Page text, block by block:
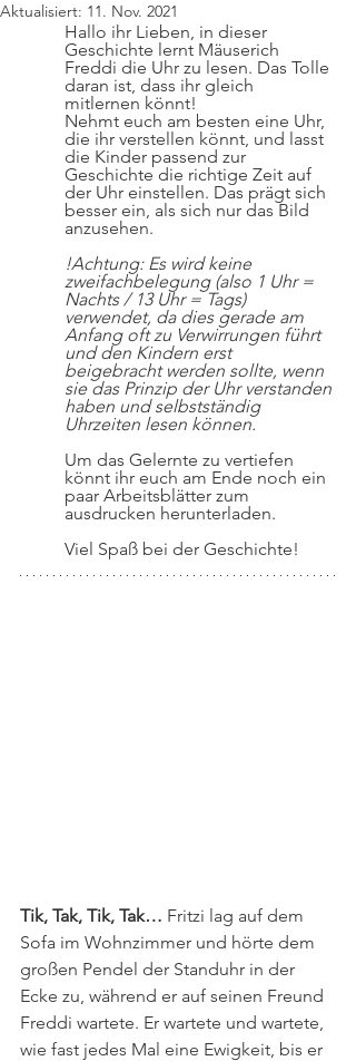
Aktualisiert: 11. Nov. 2021
Hallo ihr Lieben, in dieser
Geschichte lernt Mäuserich
Freddi die Uhr zu lesen. Das Tolle
daran ist, dass ihr gleich
mitlernen könnt!
Nehmt euch am besten eine Uhr,
die ihr verstellen könnt, und lasst
die Kinder passend zur
Geschichte die richtige Zeit auf
der Uhr einstellen. Das prägt sich
besser ein, als sich nur das Bild
anzusehen.
!Achtung: Es wird keine
zweifachbelegung (also 1 Uhr =
Nachts / 13 Uhr = Tags)
verwendet, da dies gerade am
Anfang oft zu Verwirrungen führt
und den Kindern erst
beigebracht werden sollte, wenn
sie das Prinzip der Uhr verstanden
haben und selbstständig
Uhrzeiten lesen können.
Um das Gelernte zu vertiefen
könnt ihr euch am Ende noch ein
paar Arbeitsblätter zum
ausdrucken herunterladen.
Viel Spaß bei der Geschichte!
Tik, Tak, Tik, Tak… Fritzi lag auf dem
Sofa im Wohnzimmer und hörte dem
großen Pendel der Standuhr in der
Ecke zu, während er auf seinen Freund
Freddi wartete. Er wartete und wartete,
wie fast jedes Mal eine Ewigkeit, bis er